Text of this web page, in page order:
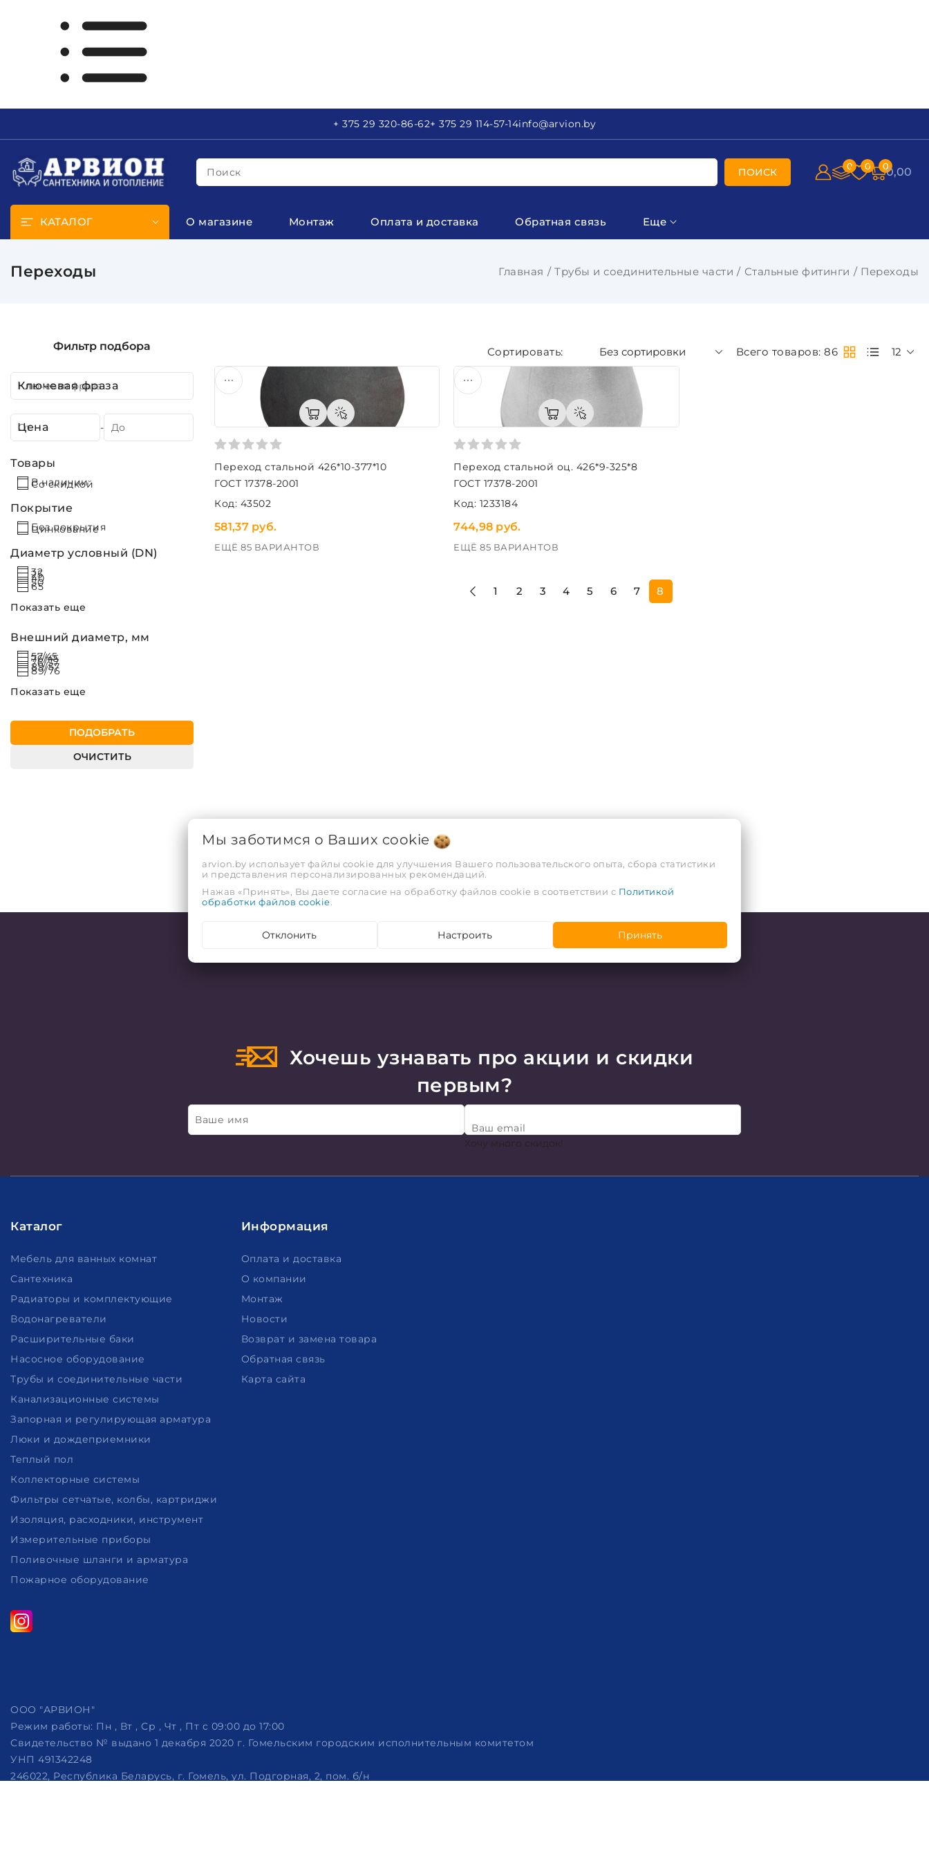
+ 375 29 320-86-62+ 375 29 114-57-14info@arvion.by
Поиск ПОИСК 0 0 00,00
КАТАЛОГ О магазине Монтаж Оплата и доставка Обратная связь Еще
Переходы Главная Трубы и соединительные части Стальные фитинги Переходы
Фильтр подбора
Ключевая фраза
Цена -
Товары
В наличии
Со скидкой
Покрытие
Без покрытия
Цинкование
Диаметр условный (DN)
32
25
40
50
65
Показать еще
Внешний диаметр, мм
57/45
76/45
76/57
89/57
89/76
Показать еще
ПОДОБРАТЬ
ОЧИСТИТЬ
Без сортировки Всего товаров: 86 12
Переход стальной 426*10-377*10
ГОСТ 17378-2001
Код: 43502
581,37 руб.
ЕЩЁ 85 ВАРИАНТОВ
Переход стальной оц. 426*9-325*8
ГОСТ 17378-2001
Код: 1233184
744,98 руб.
ЕЩЁ 85 ВАРИАНТОВ
1 2 3 4 5 6 7 8
Хочешь узнавать про акции и скидки
первым?
Ваше имя
Ваш email
Хочу много скидок!
Каталог
Мебель для ванных комнат
Сантехника
Радиаторы и комплектующие
Водонагреватели
Расширительные баки
Насосное оборудование
Трубы и соединительные части
Канализационные системы
Запорная и регулирующая арматура
Люки и дождеприемники
Теплый пол
Коллекторные системы
Фильтры сетчатые, колбы, картриджи
Изоляция, расходники, инструмент
Измерительные приборы
Поливочные шланги и арматура
Пожарное оборудование
Информация
Оплата и доставка
О компании
Монтаж
Новости
Возврат и замена товара
Обратная связь
Карта сайта
ООО "АРВИОН"
Режим работы: Пн , Вт , Ср , Чт , Пт c 09:00 до 17:00
Свидетельство № выдано 1 декабря 2020 г. Гомельским городским исполнительным комитетом
УНП 491342248
246022, Республика Беларусь, г. Гомель, ул. Подгорная, 2, пом. б/н
Мы заботимся о Ваших cookie
arvion.by использует файлы cookie для улучшения Вашего пользовательского опыта, сбора статистики
и представления персонализированных рекомендаций.
Нажав «Принять», Вы даете согласие на обработку файлов cookie в соответствии с Политикой
обработки файлов cookie.
Отклонить Настроить Принять